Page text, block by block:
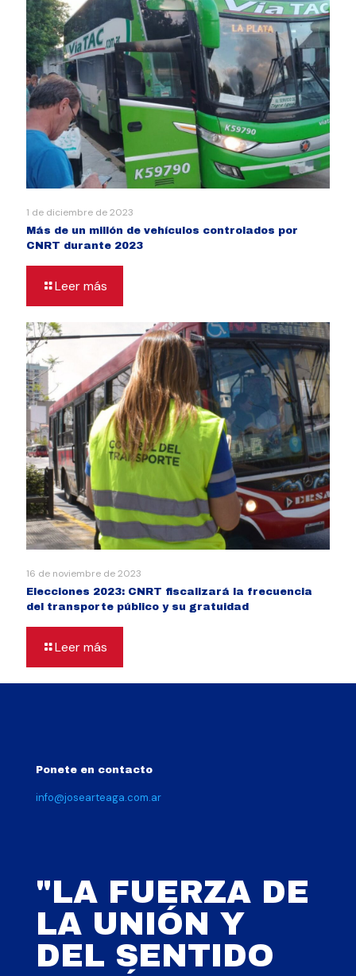
1 de diciembre de 2023
Más de un millón de vehículos controlados por
CNRT durante 2023
Leer más
16 de noviembre de 2023
Elecciones 2023: CNRT fiscalizará la frecuencia
del transporte público y su gratuidad
Leer más
Ponete en contacto
info@josearteaga.com.ar
"LA FUERZA DE
LA UNIÓN Y
DEL SENTIDO